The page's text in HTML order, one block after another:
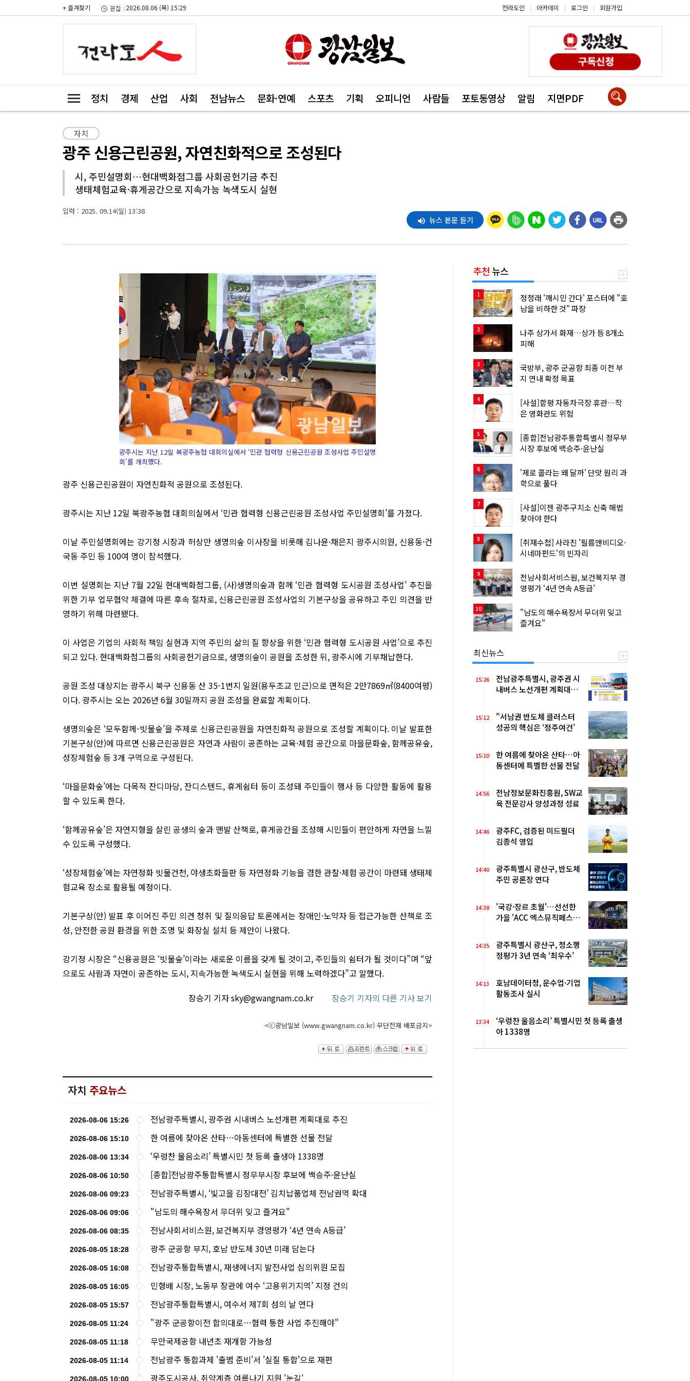
+ 즐겨찾기 2026.08.06 (목) 15:29 전라도인 | 아카데미 | 로그인 | 회원가입
정치 경제 산업 사회 전남뉴스 문화·연예 스포츠 기획 오피니언 사람들 포토동영상 알림 지면PDF
자치
광주 신용근린공원, 자연친화적으로 조성된다
시, 주민설명회…현대백화점그룹 사회공헌기금 추진
생태체험교육·휴게공간으로 지속가능 녹색도시 실현
입력 : 2025. 09.14(일) 13:38
뉴스 본문 듣기
광주시는 지난 12일 북광주농협 대회의실에서 ‘민관 협력형 신용근린공원 조성사업 주민설명
회’를 개최했다.
광주 신용근린공원이 자연친화적 공원으로 조성된다.
광주시는 지난 12일 북광주농협 대회의실에서 ‘민관 협력형 신용근린공원 조성사업 주민설명회’를 가졌다.
이날 주민설명회에는 강기정 시장과 허상만 생명의숲 이사장을 비롯해 김나윤·채은지 광주시의원, 신용동·건
국동 주민 등 100여 명이 참석했다.
이번 설명회는 지난 7월 22일 현대백화점그룹, (사)생명의숲과 함께 ‘민관 협력형 도시공원 조성사업’ 추진을
위한 기부 업무협약 체결에 따른 후속 절차로, 신용근린공원 조성사업의 기본구상을 공유하고 주민 의견을 반
영하기 위해 마련됐다.
이 사업은 기업의 사회적 책임 실현과 지역 주민의 삶의 질 향상을 위한 ‘민관 협력형 도시공원 사업’으로 추진
되고 있다. 현대백화점그룹의 사회공헌기금으로, 생명의숲이 공원을 조성한 뒤, 광주시에 기부채납한다.
공원 조성 대상지는 광주시 북구 신용동 산 35-1번지 일원(용두초교 인근)으로 면적은 2만7869㎡(8400여평)
이다. 광주시는 오는 2026년 6월 30일까지 공원 조성을 완료할 계획이다.
생명의숲은 ‘모두함께-빗물숲’을 주제로 신용근린공원을 자연친화적 공원으로 조성할 계획이다. 이날 발표한
기본구상(안)에 따르면 신용근린공원은 자연과 사람이 공존하는 교육·체험 공간으로 마을문화숲, 함께공유숲,
성장체험숲 등 3개 구역으로 구성된다.
‘마을문화숲’에는 다목적 잔디마당, 잔디스텐드, 휴게쉼터 등이 조성돼 주민들이 행사 등 다양한 활동에 활용
할 수 있도록 한다.
‘함께공유숲’은 자연지형을 살린 공생의 숲과 맨발 산책로, 휴게공간을 조성해 시민들이 편안하게 자연을 느낄
수 있도록 구성했다.
‘성장체험숲’에는 자연정화 빗물건천, 야생초화들판 등 자연정화 기능을 겸한 관찰·체험 공간이 마련돼 생태체
험교육 장소로 활용될 예정이다.
기본구상(안) 발표 후 이어진 주민 의견 청취 및 질의응답 토론에서는 장애인·노약자 등 접근가능한 산책로 조
성, 안전한 공원 환경을 위한 조명 및 화장실 설치 등 제안이 나왔다.
강기정 시장은 “신용공원은 ‘빗물숲’이라는 새로운 이름을 갖게 될 것이고, 주민들의 쉼터가 될 것이다”며 “앞
으로도 사람과 자연이 공존하는 도시, 지속가능한 녹색도시 실현을 위해 노력하겠다”고 말했다.
장승기 기자 sky@gwangnam.co.kr
장승기 기자의 다른 기사 보기
<ⓒ광남일보 (www.gwangnam.co.kr) 무단전재 배포금지>
자치 주요뉴스
2026-08-06 15:26 전남광주특별시, 광주권 시내버스 노선개편 계획대로 추진
2026-08-06 15:10 한 여름에 찾아온 산타…아동센터에 특별한 선물 전달
2026-08-06 13:34 ‘우렁찬 울음소리’ 특별시민 첫 등록 출생아 1338명
2026-08-06 10:50 [종합]전남광주통합특별시 정무부시장 후보에 백승주·윤난실
2026-08-06 09:23 전남광주특별시, ‘빛고을 김장대전’ 김치납품업체 전남권역 확대
2026-08-06 09:06 "남도의 해수욕장서 무더위 잊고 즐겨요"
2026-08-06 08:35 전남사회서비스원, 보건복지부 경영평가 ‘4년 연속 A등급’
2026-08-05 18:28 광주 군공항 부지, 호남 반도체 30년 미래 담는다
2026-08-05 16:08 전남광주통합특별시, 재생에너지 발전사업 심의위원 모집
2026-08-05 16:05 민형배 시장, 노동부 장관에 여수 ‘고용위기지역’ 지정 건의
2026-08-05 15:57 전남광주통합특별시, 여수서 제7회 섬의 날 연다
2026-08-05 11:24 "광주 군공항이전 합의대로…협력 통한 사업 추진해야"
2026-08-05 11:18 무안국제공항 내년초 재개항 가능성
2026-08-05 11:14 전남광주 통합과제 '출범 준비'서 '실질 통합'으로 재편
2026-08-05 10:00 광주도시공사, 취약계층 여름나기 지원 '눈길'
추천뉴스
1
정청래 '깨시민 간다' 포스터에 "호
남을 비하한 것" 파장
2
나주 상가서 화재…상가 등 8개소
피해
3
국방부, 광주 군공항 최종 이전 부
지 연내 확정 목표
4
[사설]함평 자동차극장 휴관…작
은 영화관도 위험
5
[종합]전남광주통합특별시 정무부
시장 후보에 백승주·윤난실
6
'제로 콜라는 왜 달까' 단맛 원리 과
학으로 풀다
7
[사설]이젠 광주구치소 신축 해법
찾아야 한다
8
[취재수첩] 사라진 '필름앤비디오·
시네마펀드'의 빈자리
9
전남사회서비스원, 보건복지부 경
영평가 ‘4년 연속 A등급’
10
"남도의 해수욕장서 무더위 잊고
즐겨요"
최신뉴스
15:26
전남광주특별시, 광주권 시
내버스 노선개편 계획대로
15:12
"서남권 반도체 클러스터
성공의 핵심은 ‘정주여건’
15:10
한 여름에 찾아온 산타…아
동센터에 특별한 선물 전달
14:56
전남정보문화진흥원, SW교
육 전문강사 양성과정 성료
14:46
광주FC, 검증된 미드필더
김종석 영입
14:40
광주특별시 광산구, 반도체
주민 공론장 연다
14:38
'국강·장르 초월'…선선한
가을 'ACC 엑스뮤직페스티
14:35
광주특별시 광산구, 청소행
정평가 3년 연속 ‘최우수’
14:13
호남데이터청, 운수업·기업
활동조사 실시
13:34
‘우렁찬 울음소리’ 특별시민 첫 등록 출생
아 1338명